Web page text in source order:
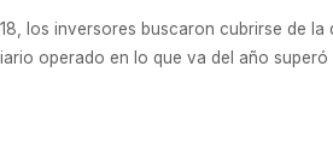
los inversores buscaron cubrirse de
operado en lo que va del año